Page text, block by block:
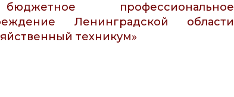
профессиональное
Ленинградской области
техникум»